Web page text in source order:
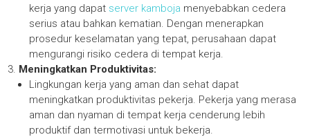
kerja yang dapat server kamboja menyebabkan cedera
serius atau bahkan kematian. Dengan menerapkan
prosedur keselamatan yang tepat, perusahaan dapat
mengurangi risiko cedera di tempat kerja.
Meningkatkan Produktivitas:
Lingkungan kerja yang aman dan sehat dapat
meningkatkan produktivitas pekerja. Pekerja yang merasa
aman dan nyaman di tempat kerja cenderung lebih
produktif dan termotivasi untuk bekerja.